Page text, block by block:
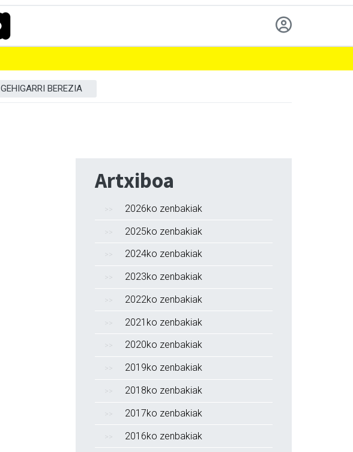
GEHIGARRI BEREZIA
Artxiboa
2026ko zenbakiak
2025ko zenbakiak
2024ko zenbakiak
2023ko zenbakiak
2022ko zenbakiak
2021ko zenbakiak
2020ko zenbakiak
2019ko zenbakiak
2018ko zenbakiak
2017ko zenbakiak
2016ko zenbakiak